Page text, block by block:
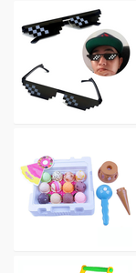
Tô
Máy
công
nghệ